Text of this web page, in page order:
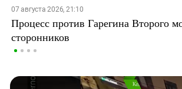
07 августа 2026, 21:10
Процесс против Гарегина Второго
сторонников